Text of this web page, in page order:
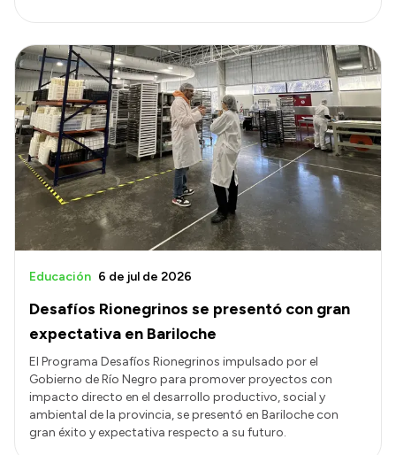
Desafíos Rionegrinos se presentó con gran
expectativa en Bariloche
Educación 6 de jul de 2026
El Programa Desafíos Rionegrinos impulsado por el
Gobierno de Río Negro para promover proyectos con
impacto directo en el desarrollo productivo, social y
ambiental de la provincia, se presentó en Bariloche con
gran éxito y expectativa respecto a su futuro.